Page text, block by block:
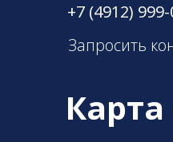
Запросить
+7 (4912)